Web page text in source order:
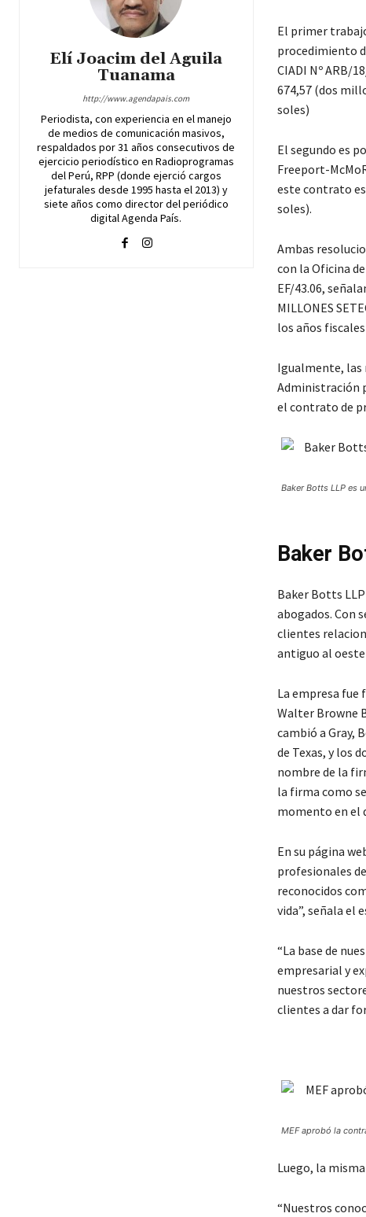
Elí Joacim del Aguila
Tuanama
http://www.agendapais.com
Periodista, con experiencia en el manejo
de medios de comunicación masivos,
respaldados por 31 años consecutivos de
ejercicio periodístico en Radioprogramas
del Perú, RPP (donde ejerció cargos
jefaturales desde 1995 hasta el 2013) y
siete años como director del periódico
digital Agenda País.
El primer
procedimiento
CIADI Nº ARB/
674,57 (dos
soles)
El segundo es
Freeport-
este contrato es
soles).
Ambas
con la Oficina
EF/43.06,
MILLONES
los años
Igualmente, las
Administración
el contrato de
Baker Botts LLP es
Baker
Baker Botts
abogados. Con
clientes
antiguo al
La empresa fue
Walter Browne
cambió a Gray,
de Texas, y los
nombre de la
la firma como
momento en el
En su página
profesionales
reconocidos
vida”, señala el
“La base de
empresarial y
nuestros
clientes a dar
MEF aprobó la
Luego, la
“Nuestros